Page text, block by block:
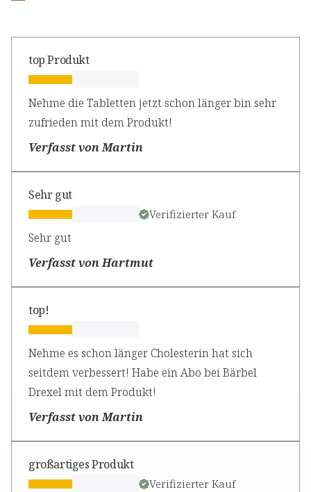
top Produkt
Nehme die Tabletten jetzt schon länger bin sehr
zufrieden mit dem Produkt!
Verfasst von Martin
Sehr gut
Verifizierter Kauf
Sehr gut
Verfasst von Hartmut
top!
Nehme es schon länger Cholesterin hat sich
seitdem verbessert! Habe ein Abo bei Bärbel
Drexel mit dem Produkt!
Verfasst von Martin
großartiges Produkt
Verifizierter Kauf